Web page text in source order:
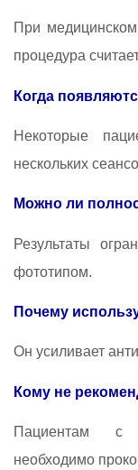
При
процедура
Когда
Некоторые
нескольких
Можно ли
Результаты
фототипом.
Почему
Он усиливает
Кому не
Пациентам с
необходимо